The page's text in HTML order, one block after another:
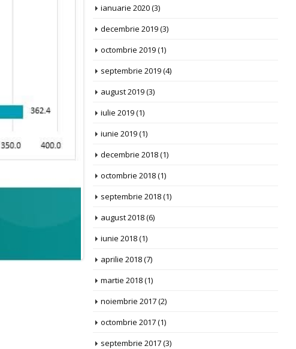
ianuarie 2020(3)
decembrie 2019(3)
octombrie 2019(1)
septembrie 2019(4)
august 2019(3)
iulie 2019(1)
iunie 2019(1)
decembrie 2018(1)
octombrie 2018(1)
septembrie 2018(1)
august 2018(6)
iunie 2018(1)
aprilie 2018(7)
martie 2018(1)
noiembrie 2017(2)
octombrie 2017(1)
septembrie 2017(3)